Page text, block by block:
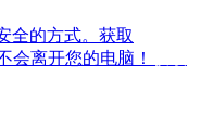
全的方式。获取
会离开您的电脑！